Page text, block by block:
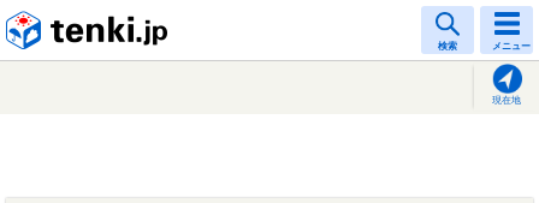
検索 メニュー
現在地